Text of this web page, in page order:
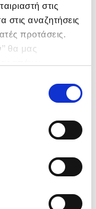
στις
στις αναζητήσεις
προτάσεις.
’’ θα μας
παρακάτω με την
σχετικά με